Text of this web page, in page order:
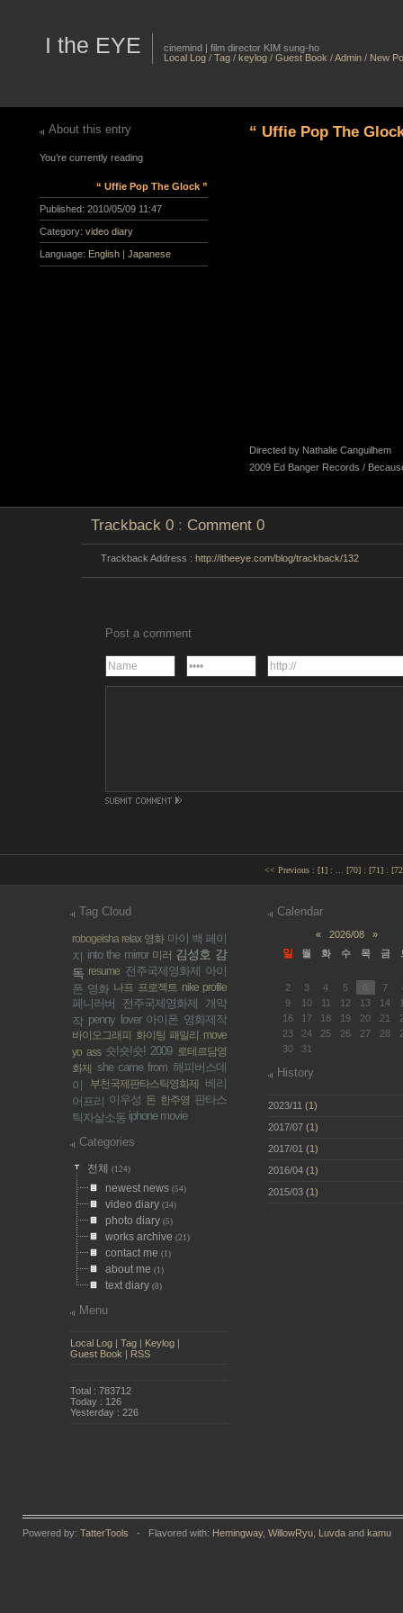
I the EYE
cinemind | film director KIM sung-ho
Local Log /Tag /keylog /Guest Book /Admin / New
“ Uffie Pop The
Directed by Nathalie Canguilhem
2009 Ed Banger Records /
About this entry
You’re currently reading
“ Uffie Pop The Glock ”
Published: 2010/05/09 11:47
Category: video diary
Language: English |Japanese
Trackback 0 : Comment0
Trackback Address : http://itheeye.com/blog/trackback/132
Post a comment
<< Previous : [1] : [70] : [71] : [72
Tag Cloud
robogeisha relax 영화 마이 백 페이
지 into the mirror 미러 김성호 감
독 resume 전주국제영화제 아이
폰 영화 나프 프로젝트 nike profile
페니러버 전주국제영화제 개막
작 penny lover 아이폰 영화제작
바이오그래피 화이팅 패밀리 move
yo ass 숏!숏!숏! 2009 로테르담영
화제 she came from 해피버스데
이 부천국제판타스틱영화제 베리
어프리 이우성 돈 한주영 판타스
틱자살소동 iphone movie
Categories
전체(124)
newest news(54)
video diary(34)
photo diary(5)
works archive(21)
contact me(1)
about me(1)
text diary(8)
Menu
Local Log |Tag | Keylog |
Guest Book | RSS
Total : 783712
Today : 126
Yesterday : 226
Calendar
« 2026/08 »
일 월 화 수 목 금
2
3 4 5 7
9
10 11 12 13 14
16
17 18 19 20 21
23
24 25 26 27 28
30
31
History
2023/11 (1)
2017/07 (1)
2017/01 (1)
2016/04 (1)
2015/03 (1)
Powered by: TatterTools - Flavored with: Hemingway, WillowRyu, Luvdaand kamu